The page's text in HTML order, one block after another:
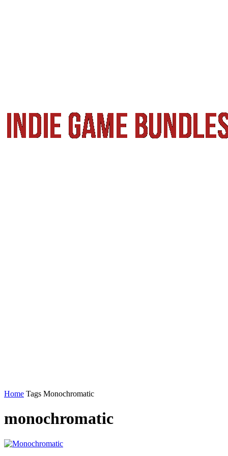
Home Tags Monochromatic
monochromatic